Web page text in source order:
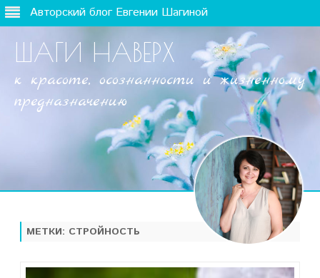
Авторский блог Евгении Шагиной
ШАГИ НАВЕРХ
к красоте, осознанности и жизненному
предназначению
МЕТКИ: СТРОЙНОСТЬ